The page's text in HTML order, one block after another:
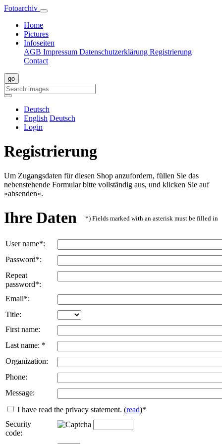
Fotoarchiv
Home
Pictures
Infoseiten
AGB Impressum Datenschutzerklärung Registrierung
Contact
Deutsch
English Deutsch
Login
Registrierung
Um Zugangsdaten für diesen Shop anzufordern, füllen Sie das
nebenstehende Formular bitte vollständig aus, und klicken Sie auf
»absenden«.
*) Fields marked with an asterisk must be filled in
Ihre Daten
User name*:
Password*:
Repeat
password*:
Email*:
Title:
First name:
Last name: *
Organization:
Phone:
Message:
I have read the privacy statement. (read)*
Security
code: